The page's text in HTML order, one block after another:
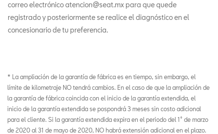
correo electrónico atencion@seat.mx para que quede
registrado y posteriormente se realice el diagnóstico en el
concesionario de tu preferencia.
* La ampliación de la garantía de fábrica es en tiempo, sin embargo, el
límite de kilometraje NO tendrá cambios. En el caso de que la ampliación de
la garantía de fábrica coincida con el inicio de la garantía extendida, el
inicio de la garantía extendida se pospondrá 3 meses sin costo adicional
para el cliente. Si la garantía extendida expira en el periodo del 1° de marzo
de 2020 al 31 de mayo de 2020, NO habrá extensión adicional en el plazo.